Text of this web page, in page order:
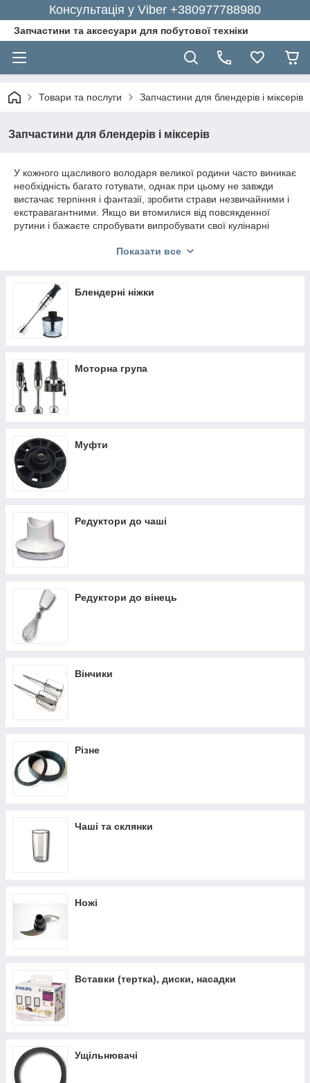
Консультація у Viber +380977788980
Запчастини та аксесуари для побутової техніки
Товари та послуги Запчастини для блендерів і міксерів
Запчастини для блендерів і міксерів
У кожного щасливого володаря великої родини часто виникає
необхідність багато готувати, однак при цьому не завжди
вистачає терпіння і фантазії, зробити страви незвичайними і
екстравагантними. Якщо ви втомилися від повсякденної
рутини і бажаєте спробувати випробувати свої кулінарні
блендерів і міксерів, які допоможуть порадувати вашу родину
Запчастини для блендера
Ці прилади допомагають значно прискорити і поліпшити
процес готування, однак вони вимагають ретельного
Багато спеціалізовані магазини займаються продажем
аксесуарів для техніки, проте не всі відрізняються доступною
ціною на свою продукцію.
Інтернет-магазин GoodParts пропонує швидко і без проблем
замовити онлайн:
моторну групу;
редуктори до вінець;
редуктори до чашки
Наш інтернет-магазин пропонується вам придбати
запчастини для блендерів, які допоможуть підтримувати
роботу вашого кухонного обладнання за привабливою ціною.
Замовити можна за номером (067)9406440 з доставкою в
України.
Показати все
Блендерні ніжки
Моторна група
Муфти
Редуктори до чаші
Редуктори до вінець
Вінчики
Різне
Чаші та склянки
Ножі
Вставки (тертка), диски, насадки
Ущільнювачі